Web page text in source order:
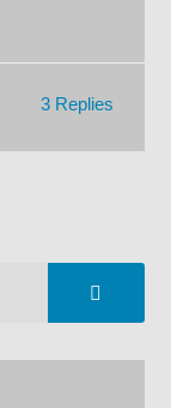
3 Replies